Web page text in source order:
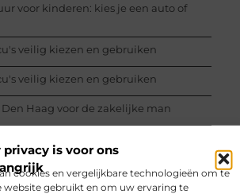
privacy is voor ons
cookies en vergelijkbare technologieën om te
website gebruikt en om uw ervaring te
voor kinderen: kies je een auto of
veilig kiezen en gebruiken
veilig kiezen en gebruiken
Haag voor de zakelijke man